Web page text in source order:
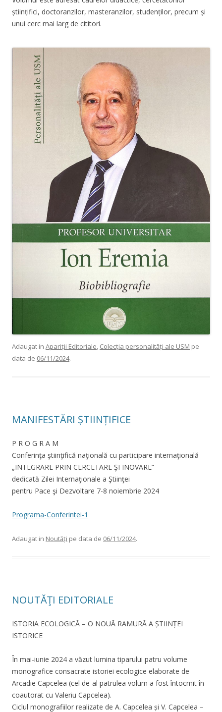
științifici, doctoranzilor, masteranzilor, studenților, precum și
unui cerc mai larg de cititori.
Adaugat in Apariții Editoriale, Colecția personalități ale USM pe
data de 06/11/2024.
MANIFESTĂRI ȘTIINȚIFICE
P R O G R A M
Conferinţa ştiinţifică naţională cu participare internaţională
„INTEGRARE PRIN CERCETARE ŞI INOVARE”
dedicată Zilei Internaţionale a Ştiinţei
pentru Pace şi Dezvoltare 7-8 noiembrie 2024
Programa-Conferintei-1
Adaugat in Noutăți pe data de 06/11/2024.
NOUTĂŢI EDITORIALE
ISTORIA ECOLOGICĂ – O NOUĂ RAMURĂ A ȘTIINȚEI
ISTORICE
În mai-iunie 2024 a văzut lumina tiparului patru volume
monografice consacrate istoriei ecologice elaborate de
Arcadie Capcelea (cel de-al patrulea volum a fost întocmit în
coautorat cu Valeriu Capcelea).
Ciclul monografiilor realizate de A. Capcelea și V. Capcelea –